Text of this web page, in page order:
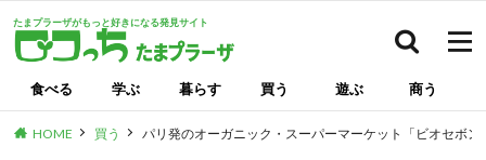
たまプラーザがもっと好きになる発見サイト
食べる 学ぶ 暮らす 買う 遊ぶ 商う
HOME 買う パリ発のオーガニック・スーパーマーケット「ビオセボン